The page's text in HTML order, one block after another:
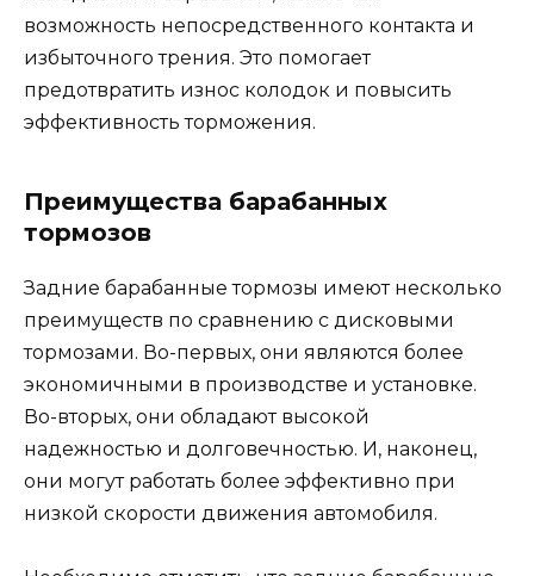
возможность непосредственного контакта и
избыточного трения. Это помогает
предотвратить износ колодок и повысить
эффективность торможения.
Преимущества барабанных
тормозов
Задние барабанные тормозы имеют несколько
преимуществ по сравнению с дисковыми
тормозами. Во-первых, они являются более
экономичными в производстве и установке.
Во-вторых, они обладают высокой
надежностью и долговечностью. И, наконец,
они могут работать более эффективно при
низкой скорости движения автомобиля.